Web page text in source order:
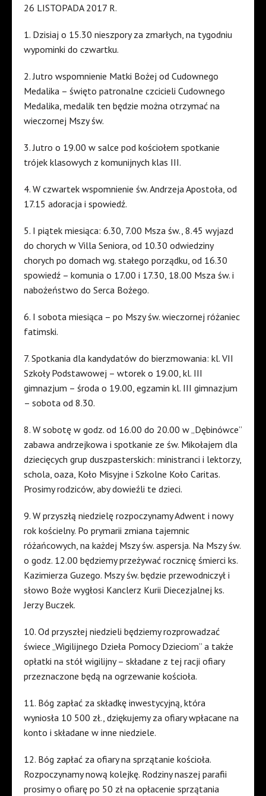
26 LISTOPADA 2017 R.
1. Dzisiaj o 15.30 nieszpory za zmarłych, na tygodniu
wypominki do czwartku.
2. Jutro wspomnienie Matki Bożej od Cudownego
Medalika – święto patronalne czcicieli Cudownego
Medalika, medalik ten będzie można otrzymać na
wieczornej Mszy św.
3. Jutro o 19.00 w salce pod kościołem spotkanie
trójek klasowych z komunijnych klas III.
4. W czwartek wspomnienie św. Andrzeja Apostoła, od
17.15 adoracja i spowiedź.
5. I piątek miesiąca: 6.30, 7.00 Msza św., 8.45 wyjazd
do chorych w Villa Seniora, od 10.30 odwiedziny
chorych po domach wg. stałego porządku, od 16.30
spowiedź – komunia o 17.00 i 17.30, 18.00 Msza św. i
nabożeństwo do Serca Bożego.
6. I sobota miesiąca – po Mszy św. wieczornej różaniec
fatimski.
7. Spotkania dla kandydatów do bierzmowania: kl. VII
Szkoły Podstawowej – wtorek o 19.00, kl. III
gimnazjum – środa o 19.00, egzamin kl. III gimnazjum
– sobota od 8.30.
8. W sobotę w godz. od 16.00 do 20.00 w „Dębinówce”
zabawa andrzejkowa i spotkanie ze św. Mikołajem dla
dziecięcych grup duszpasterskich: ministranci i lektorzy,
schola, oaza, Koło Misyjne i Szkolne Koło Caritas.
Prosimy rodziców, aby dowieźli te dzieci.
9. W przyszłą niedzielę rozpoczynamy Adwent i nowy
rok kościelny. Po prymarii zmiana tajemnic
różańcowych, na każdej Mszy św. aspersja. Na Mszy św.
o godz. 12.00 będziemy przeżywać rocznicę śmierci ks.
Kazimierza Guzego. Mszy św. będzie przewodniczył i
słowo Boże wygłosi Kanclerz Kurii Diecezjalnej ks.
Jerzy Buczek.
10. Od przyszłej niedzieli będziemy rozprowadzać
świece „Wigilijnego Dzieła Pomocy Dzieciom” a także
opłatki na stół wigilijny – składane z tej racji ofiary
przeznaczone będą na ogrzewanie kościoła.
11. Bóg zapłać za składkę inwestycyjną, która
wyniosła 10 500 zł., dziękujemy za ofiary wpłacane na
konto i składane w inne niedziele.
12. Bóg zapłać za ofiary na sprzątanie kościoła.
Rozpoczynamy nową kolejkę. Rodziny naszej parafii
prosimy o ofiarę po 50 zł na opłacenie sprzątania